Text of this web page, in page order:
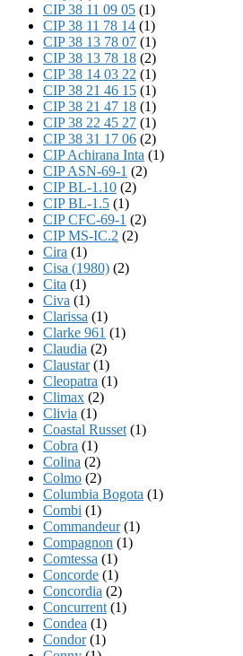
CIP 38 11 09 05 (1)
CIP 38 11 78 14 (1)
CIP 38 13 78 07 (1)
CIP 38 13 78 18 (2)
CIP 38 14 03 22 (1)
CIP 38 21 46 15 (1)
CIP 38 21 47 18 (1)
CIP 38 22 45 27 (1)
CIP 38 31 17 06 (2)
CIP Achirana Inta (1)
CIP ASN-69-1 (2)
CIP BL-1.10 (2)
CIP BL-1.5 (1)
CIP CFC-69-1 (2)
CIP MS-IC.2 (2)
Cira (1)
Cisa (1980) (2)
Cita (1)
Civa (1)
Clarissa (1)
Clarke 961 (1)
Claudia (2)
Claustar(1)
Cleopatra (1)
Climax (2)
Clivia (1)
Coastal Russet (1)
Cobra (1)
Colina (2)
Colmo (2)
Columbia Bogota (1)
Combi (1)
Commandeur(1)
Compagnon (1)
Comtessa (1)
Concorde (1)
Concordia (2)
Concurrent (1)
Condea (1)
Condor(1)